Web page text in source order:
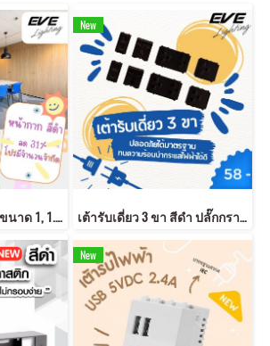
หน้ากากสวิตซ์ สีดำ ขนาด 1, 1.5, 2, 3 , 4 และ 6 ช่อง สีดำสวย หน้ากากดำ
New
เต้ารับเดี่ยว 3 ขา สีดำ ปลั๊กกราวด์คู่ ได้มาตรฐาน มอก.
New